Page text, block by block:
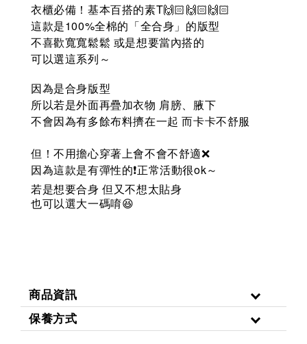
衣櫃必備！基本百搭的素T🙌🏻🙌🏻🙌🏻
這款是100%全棉的「全合身」的版型
不喜歡寬寬鬆鬆 或是想要當內搭的
可以選這系列～
因為是合身版型
所以若是外面再疊加衣物 肩膀、腋下
不會因為有多餘布料擠在一起而卡卡不舒服
但！不用擔心穿著上會不會不舒適❌
因為這款是有彈性的❗️正常活動很ok～
若是想要合身 但又不想太貼身
也可以選大一碼唷😆
商品資訊
保養方式